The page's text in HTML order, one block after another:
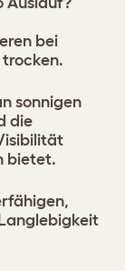
bei
sonnigen
die
bietet.